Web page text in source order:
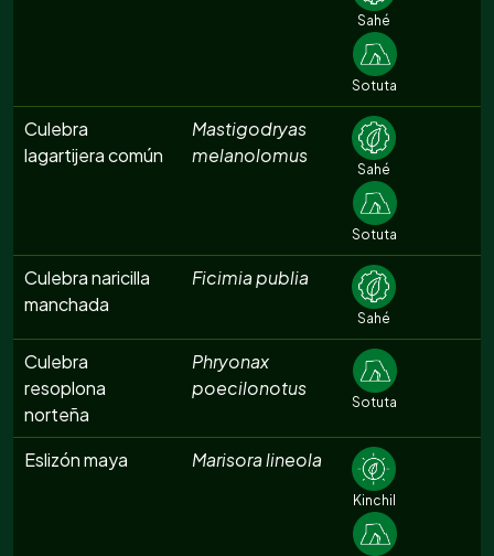
Sahé
Sotuta
Culebra
lagartijera común
Mastigodryas
melanolomus
Sahé
Sotuta
Culebra naricilla
manchada
Ficimia publia
Sahé
Culebra
resoplona
norteña
Phryonax
poecilonotus
Sotuta
Eslizón maya Marisora lineola
Kinchil